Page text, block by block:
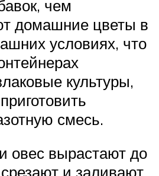
чем
домашние цветы в
условиях, что
культуры,
смесь.
овес вырастают до
и заливают